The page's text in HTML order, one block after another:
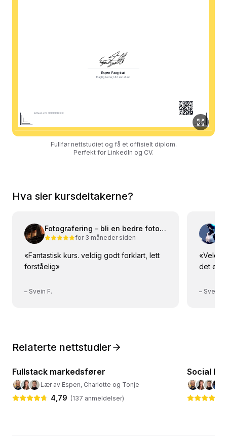
Espen Faugstad
Daglig leder, Utdannet.no
Attest-ID: XXXXXXXX
Fullfør nettstudiet og få et offisielt diplom.
Perfekt for LinkedIn og CV.
Hva sier kursdeltakerne?
Fotografering – bli en bedre fotograf
for 3 måneder siden
«Fantastisk kurs. veldig godt forklart, lett
forståelig»
– Svein F.
«Veldig
det er
– Svein F.
Relaterte nettstudier
🎯 Markedsføring
Fullstack markedsfører
Lær av Espen, Charlotte og Tonje
4,79 (137 anmeldelser)
🎯
Social